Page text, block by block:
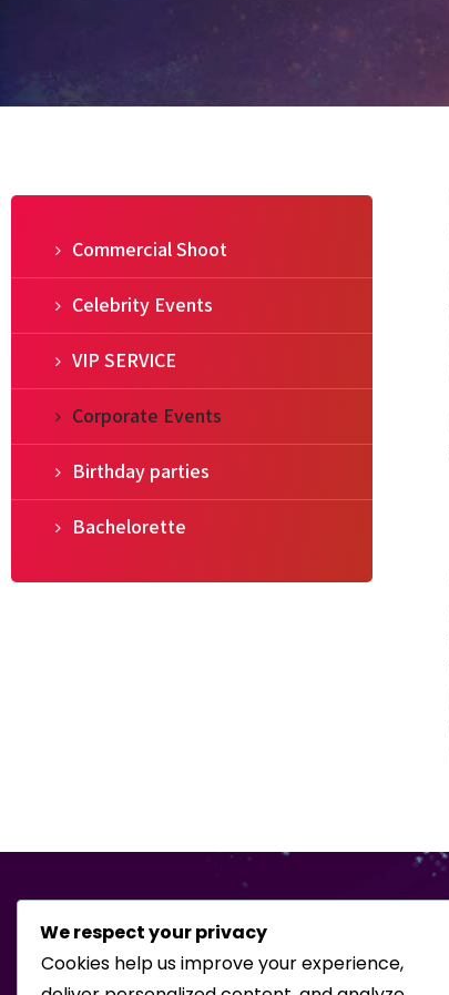
Commercial Shoot
Celebrity Events
VIP SERVICE
Corporate Events
Birthday parties
Bachelorette
We respect your privacy
Cookies help us improve your experience,